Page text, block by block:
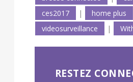
ces2017
| home plus
videosurveillance
|
RESTEZ